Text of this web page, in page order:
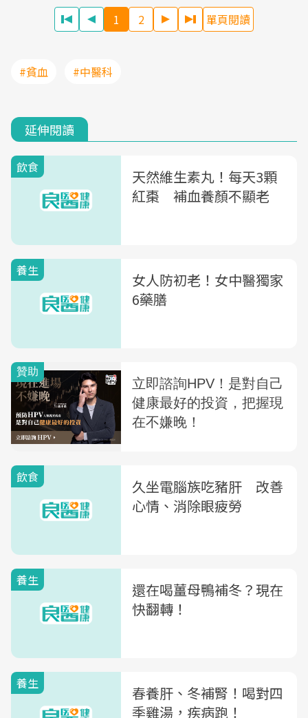
1 2 單頁閱讀
#貧血 #中醫科
延伸閱讀
飲食
天然維生素丸！每天3顆
紅棗 補血養顏不顯老
養生
女人防初老！女中醫獨家
6藥膳
飲食
久坐電腦族吃豬肝 改善
心情、消除眼疲勞
養生
還在喝薑母鴨補冬？現在
快翻轉！
養生
春養肝、冬補腎！喝對四
季雞湯，疾病跑！